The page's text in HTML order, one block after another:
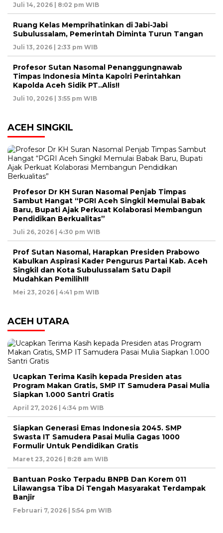
Juli 14, 2026 | 8:02 pm WIB
Ruang Kelas Memprihatinkan di Jabi-Jabi
Subulussalam, Pemerintah Diminta Turun Tangan
Juli 13, 2026 | 2:33 pm WIB
Profesor Sutan Nasomal Penanggungnawab
Timpas Indonesia Minta Kapolri Perintahkan
Kapolda Aceh Sidik PT..Alis!!
Juli 10, 2026 | 3:55 pm WIB
ACEH SINGKIL
Profesor Dr KH Suran Nasomal Penjab Timpas
Sambut Hangat “PGRI Aceh Singkil Memulai Babak
Baru, Bupati Ajak Perkuat Kolaborasi Membangun
Pendidikan Berkualitas”
Juli 26, 2026 | 4:30 pm WIB
Prof Sutan Nasomal, Harapkan Presiden Prabowo
Kabulkan Aspirasi Kader Pengurus Partai Kab. Aceh
Singkil dan Kota Subulussalam Satu Dapil
Mudahkan Pemilih!!!
Mei 23, 2026 | 4:41 pm WIB
ACEH UTARA
Ucapkan Terima Kasih kepada Presiden atas
Program Makan Gratis, SMP IT Samudera Pasai Mulia
Siapkan 1.000 Santri Gratis
April 27, 2026 | 4:34 pm WIB
Siapkan Generasi Emas Indonesia 2045. SMP
Swasta IT Samudera Pasai Mulia Gagas 1000
Formulir Untuk Pendidikan Gratis
Maret 23, 2026 | 8:28 am WIB
Bantuan Posko Terpadu BNPB Dan Korem 011
Lilawangsa Tiba Di Tengah Masyarakat Terdampak
Banjir
Februari 7, 2026 | 5:54 pm WIB